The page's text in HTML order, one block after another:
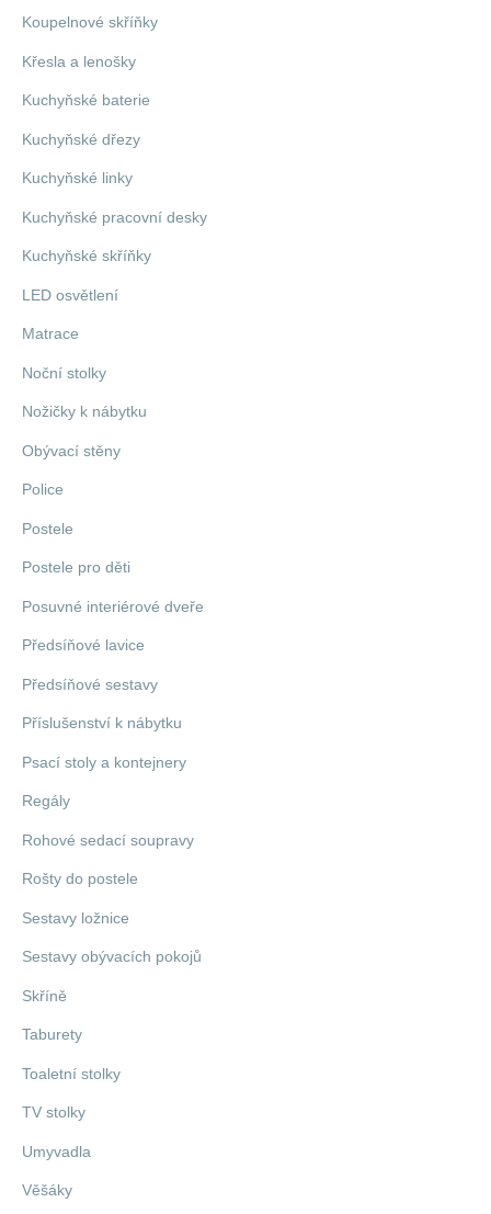
Koupelnové skříňky
Křesla a lenošky
Kuchyňské baterie
Kuchyňské dřezy
Kuchyňské linky
Kuchyňské pracovní desky
Kuchyňské skříňky
LED osvětlení
Matrace
Noční stolky
Nožičky k nábytku
Obývací stěny
Police
Postele
Postele pro děti
Posuvné interiérové dveře
Předsíňové lavice
Předsíňové sestavy
Příslušenství k nábytku
Psací stoly a kontejnery
Regály
Rohové sedací soupravy
Rošty do postele
Sestavy ložnice
Sestavy obývacích pokojů
Skříně
Taburety
Toaletní stolky
TV stolky
Umyvadla
Věšáky